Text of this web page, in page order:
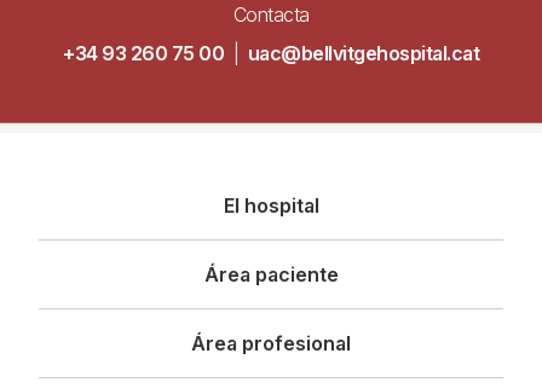
Contacta
+34 93 260 75 00
uac@bellvitgehospital.cat
principal
El hospital
Área paciente
Área profesional